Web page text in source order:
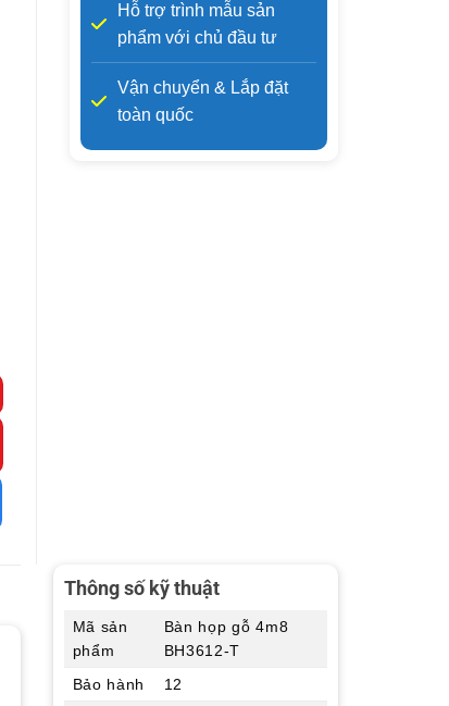
Hỗ trợ trình mẫu sản
phẩm với chủ đầu tư
Vận chuyển & Lắp đặt
toàn quốc
Thông số kỹ thuật
Mã sản
phẩm
Bàn họp gỗ 4m8
BH3612-T
Bảo hành
12